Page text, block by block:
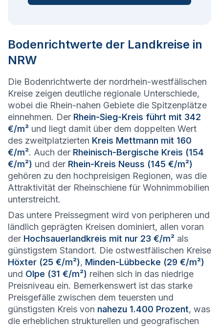
Bodenrichtwerte der Landkreise in
NRW
Die Bodenrichtwerte der nordrhein-westfälischen
Kreise zeigen deutliche regionale Unterschiede,
wobei die Rhein-nahen Gebiete die Spitzenplätze
einnehmen. Der Rhein-Sieg-Kreis führt mit 342
€/m² und liegt damit über dem doppelten Wert
des zweitplatzierten Kreis Mettmann mit 160
€/m². Auch der Rheinisch-Bergische Kreis (154
€/m²) und der Rhein-Kreis Neuss (145 €/m²)
gehören zu den hochpreisigen Regionen, was die
Attraktivität der Rheinschiene für Wohnimmobilien
unterstreicht.
Das untere Preissegment wird von peripheren und
ländlich geprägten Kreisen dominiert, allen voran
der Hochsauerlandkreis mit nur 23 €/m² als
günstigstem Standort. Die ostwestfälischen Kreise
Höxter (25 €/m²), Minden-Lübbecke (29 €/m²)
und Olpe (31 €/m²) reihen sich in das niedrige
Preisniveau ein. Bemerkenswert ist das starke
Preisgefälle zwischen dem teuersten und
günstigsten Kreis von nahezu 1.400 Prozent, was
die erheblichen strukturellen und geografischen